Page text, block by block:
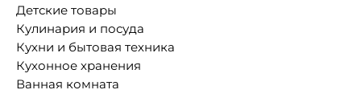
Детские товары
Кулинария и посуда
Кухни и бытовая техника
Кухонное хранения
Ванная комната